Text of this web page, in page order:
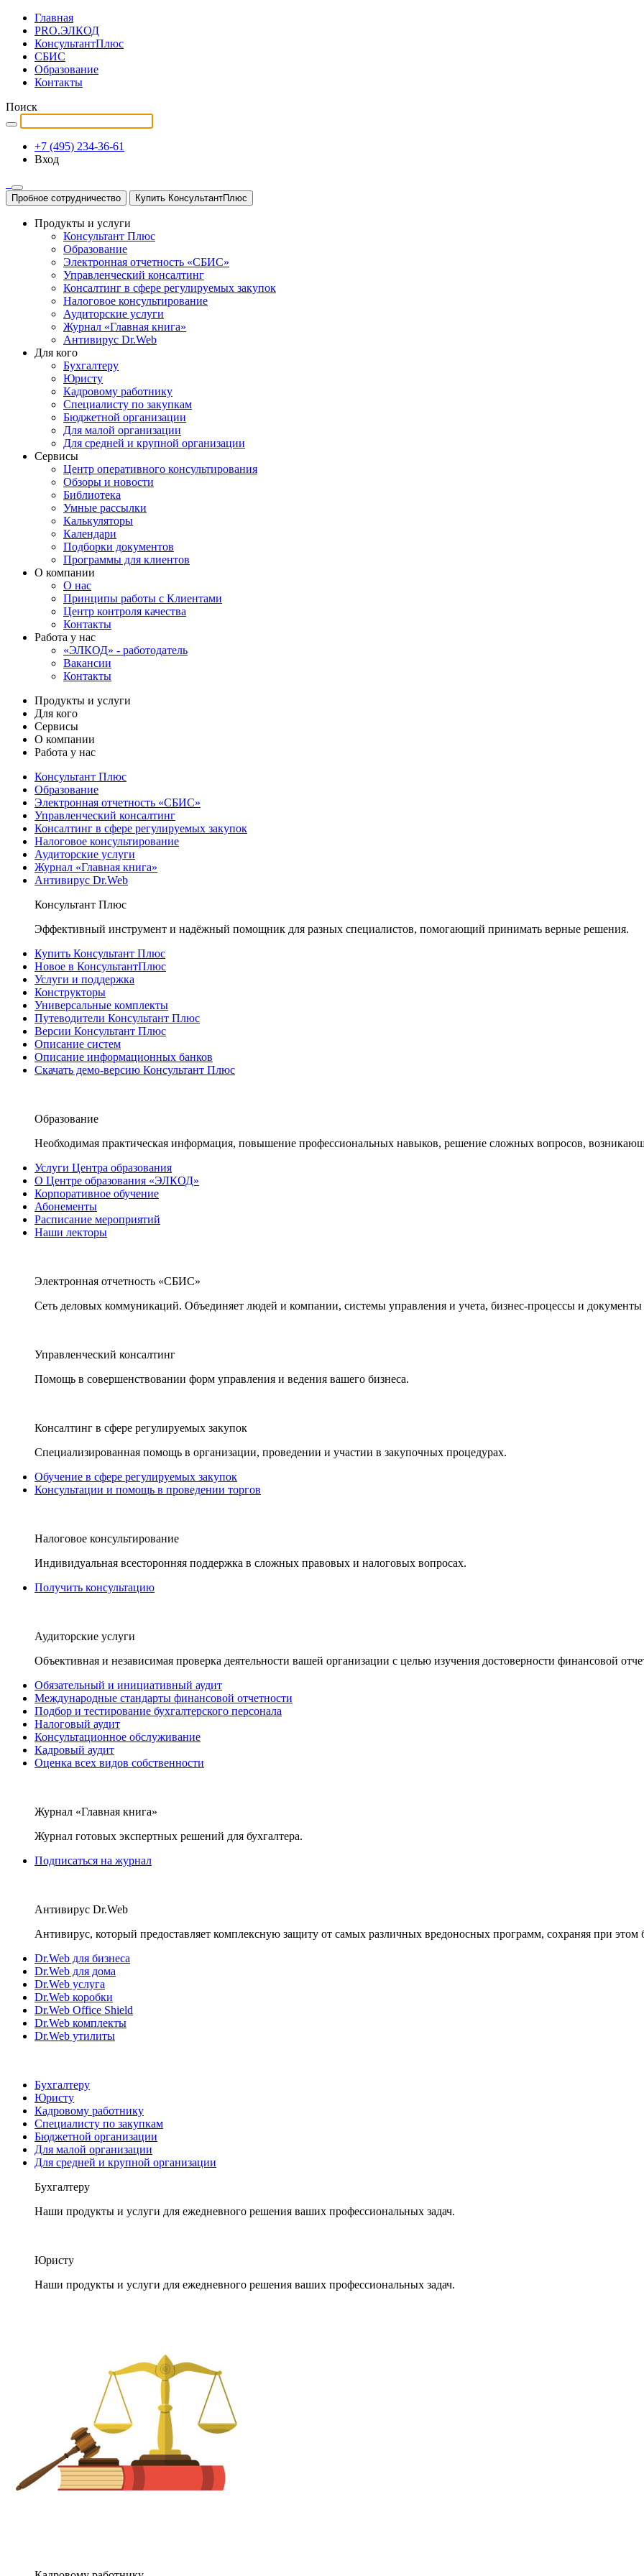
Главная
PRO.ЭЛКОД
КонсультантПлюс
СБИС
Образование
Контакты
Поиск
+7 (495) 234-36-61
Вход
Пробное сотрудничество Купить КонсультантПлюс
Продукты и услуги
Консультант Плюс
Образование
Электронная отчетность «СБИС»
Управленческий консалтинг
Консалтинг в сфере регулируемых закупок
Налоговое консультирование
Аудиторские услуги
Журнал «Главная книга»
Антивирус Dr.Web
Для кого
Бухгалтеру
Юристу
Кадровому работнику
Специалисту по закупкам
Бюджетной организации
Для малой организации
Для средней и крупной организации
Сервисы
Центр оперативного консультирования
Обзоры и новости
Библиотека
Умные рассылки
Калькуляторы
Календари
Подборки документов
Программы для клиентов
О компании
О нас
Принципы работы с Клиентами
Центр контроля качества
Контакты
Работа у нас
«ЭЛКОД» - работодатель
Вакансии
Контакты
Продукты и услуги
Для кого
Сервисы
О компании
Работа у нас
Консультант Плюс
Образование
Электронная отчетность «СБИС»
Управленческий консалтинг
Консалтинг в сфере регулируемых закупок
Налоговое консультирование
Аудиторские услуги
Журнал «Главная книга»
Антивирус Dr.Web
Консультант Плюс
Эффективный инструмент и надёжный помощник для разных специалистов, помогающий принимать верные решения.
Купить Консультант Плюс
Новое в КонсультантПлюс
Услуги и поддержка
Конструкторы
Универсальные комплекты
Путеводители Консультант Плюс
Версии Консультант Плюс
Описание систем
Описание информационных банков
Скачать демо-версию Консультант Плюс
Образование
Необходимая практическая информация, повышение профессиональных навыков, решение сложных вопросов,
Услуги Центра образования
О Центре образования «ЭЛКОД»
Корпоративное обучение
Абонементы
Расписание мероприятий
Наши лекторы
Электронная отчетность «СБИС»
Сеть деловых коммуникаций. Объединяет людей и компании, системы управления и учета, бизнес-процессы и документы
Управленческий консалтинг
Помощь в совершенствовании форм управления и ведения вашего бизнеса.
Консалтинг в сфере регулируемых закупок
Специализированная помощь в организации, проведении и участии в закупочных процедурах.
Обучение в сфере регулируемых закупок
Консультации и помощь в проведении торгов
Налоговое консультирование
Индивидуальная всесторонняя поддержка в сложных правовых и налоговых вопросах.
Получить консультацию
Аудиторские услуги
Объективная и независимая проверка деятельности вашей организации с целью изучения достоверности финансовой
Обязательный и инициативный аудит
Международные стандарты финансовой отчетности
Подбор и тестирование бухгалтерского персонала
Налоговый аудит
Консультационное обслуживание
Кадровый аудит
Оценка всех видов собственности
Журнал «Главная книга»
Журнал готовых экспертных решений для бухгалтера.
Подписаться на журнал
Антивирус Dr.Web
Антивирус, который предоставляет комплексную защиту от самых различных вредоносных программ, сохраняя при этом
Dr.Web для бизнеса
Dr.Web для дома
Dr.Web услуга
Dr.Web коробки
Dr.Web Office Shield
Dr.Web комплекты
Dr.Web утилиты
Бухгалтеру
Юристу
Кадровому работнику
Специалисту по закупкам
Бюджетной организации
Для малой организации
Для средней и крупной организации
Бухгалтеру
Наши продукты и услуги для ежедневного решения ваших профессиональных задач.
Юристу
Наши продукты и услуги для ежедневного решения ваших профессиональных задач.